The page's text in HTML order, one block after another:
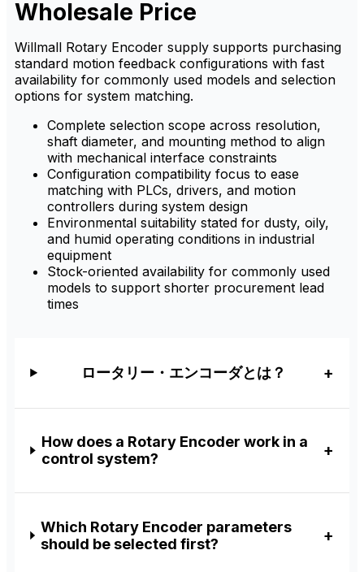
Wholesale Price
Willmall Rotary Encoder supply supports purchasing
standard motion feedback configurations with fast
availability for commonly used models and selection
options for system matching.
Complete selection scope across resolution,
shaft diameter, and mounting method to align
with mechanical interface constraints
Configuration compatibility focus to ease
matching with PLCs, drivers, and motion
controllers during system design
Environmental suitability stated for dusty, oily,
and humid operating conditions in industrial
equipment
Stock-oriented availability for commonly used
models to support shorter procurement lead
times
ロータリー・エンコーダとは？
How does a Rotary Encoder work in a
control system?
Which Rotary Encoder parameters
should be selected first?